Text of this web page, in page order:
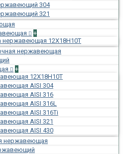
304
321
+
нержавеющая 12Х18Н10Т
нержавеющая
+
12Х18Н10Т
AISI 304
AISI 316
AISI 316L
AISI 316Ti
AISI 321
AISI 430
нержавеющая